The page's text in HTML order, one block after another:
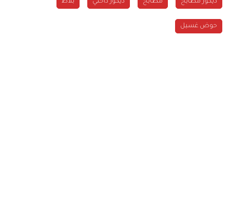
ديكور مطابخ مطابخ ديكور داخلي بلاط
حوض غسيل